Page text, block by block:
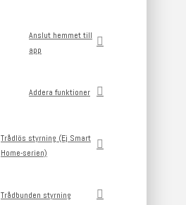
Anslut hemmet till
app
Addera funktioner
Trådlös styrning (Ej Smart
Home-serien)
Trådbunden styrning